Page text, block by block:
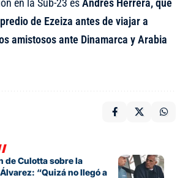
en la Sub-23 esAndrés Herrera, que
de Ezeiza antes de viajar a
amistososante Dinamarca y Arabia
de Culotta sobre la
“Quizá no llegó a